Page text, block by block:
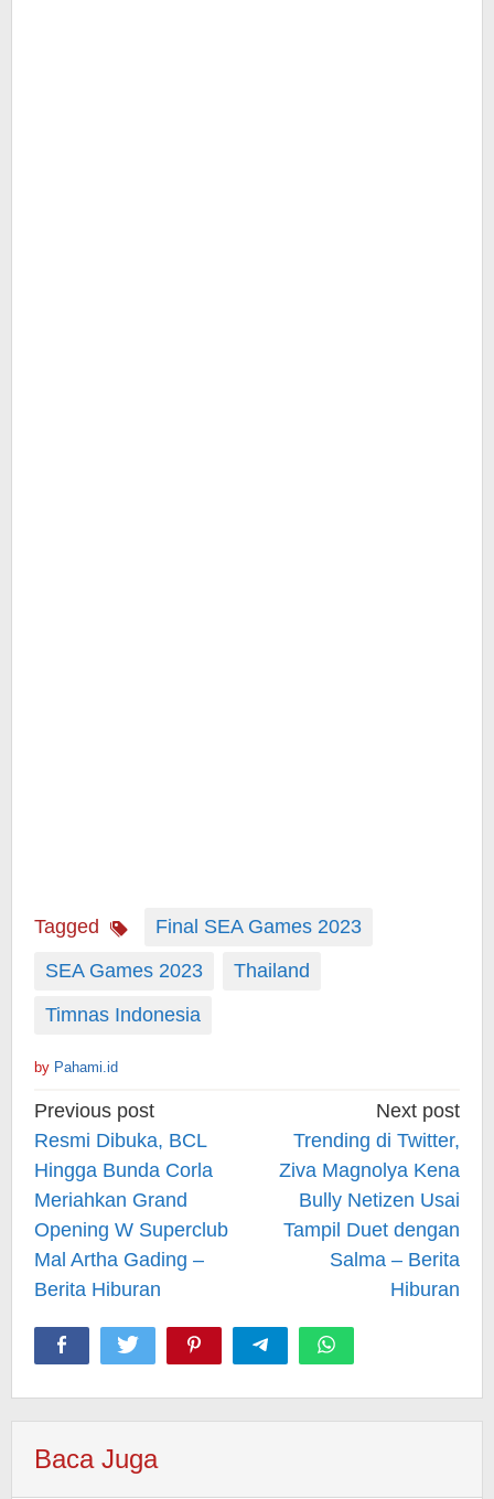
Tagged
Final SEA Games 2023
SEA Games 2023
Thailand
Timnas Indonesia
by Pahami.id
Post
navigation
Previous post
Resmi Dibuka, BCL
Hingga Bunda Corla
Meriahkan Grand
Opening W Superclub
Mal Artha Gading –
Berita Hiburan
Next post
Trending di Twitter,
Ziva Magnolya Kena
Bully Netizen Usai
Tampil Duet dengan
Salma – Berita
Hiburan
Baca Juga